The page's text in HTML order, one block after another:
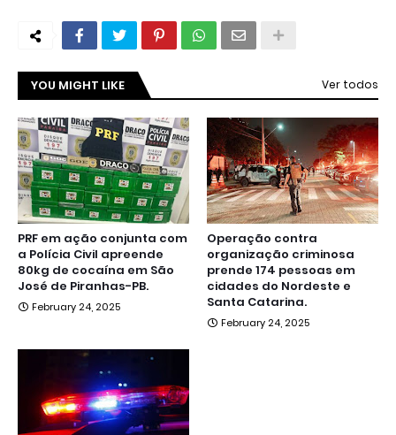
YOU MIGHT LIKE Ver todos
PRF em ação conjunta com
a Polícia Civil apreende
80kg de cocaína em São
José de Piranhas-PB.
February 24, 2025
Operação contra
organização criminosa
prende 174 pessoas em
cidades do Nordeste e
Santa Catarina.
February 24, 2025